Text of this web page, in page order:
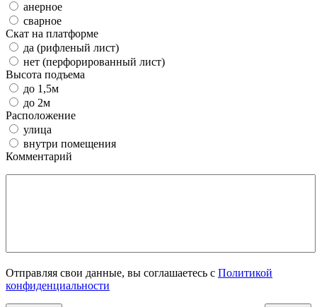
анерное
сварное
Скат на платформе
да (рифленый лист)
нет (перфорированный лист)
Высота подъема
до 1,5м
до 2м
Расположение
улица
внутри помещения
Комментарий
Отправляя свои данные, вы соглашаетесь с Политикой
конфиденциальности